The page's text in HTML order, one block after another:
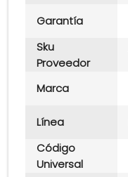
Garantía
Sku
Proveedor
Marca
Línea
Código
Universal